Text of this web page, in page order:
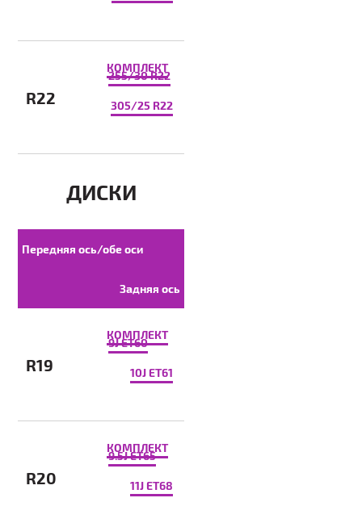
R22
КОМПЛЕКТ
255/30 R22
305/25 R22
ДИСКИ
Передняя ось/обе оси
Задняя ось
R19
КОМПЛЕКТ
9J ET60
10J ET61
R20
КОМПЛЕКТ
9.5J ET65
11J ET68